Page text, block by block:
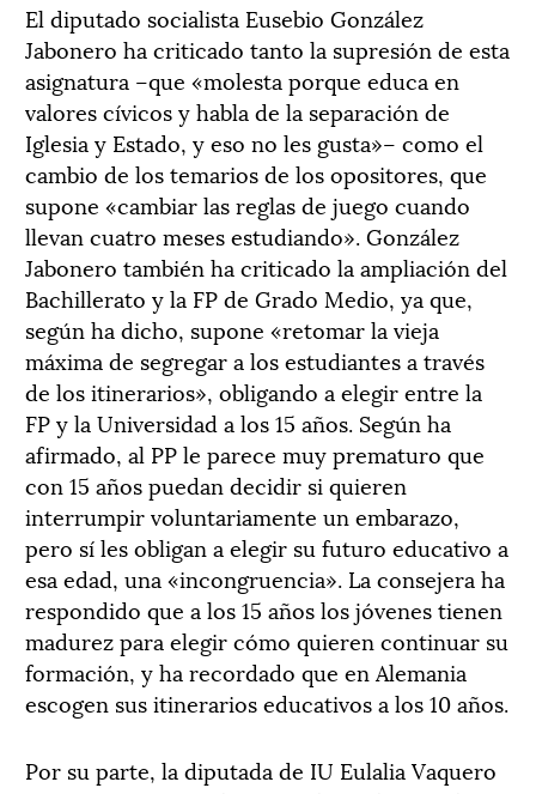
El diputado socialista Eusebio González
Jabonero ha criticado tanto la supresión de esta
asignatura –que «molesta porque educa en
valores cívicos y habla de la separación de
Iglesia y Estado, y eso no les gusta»– como el
cambio de los temarios de los opositores, que
supone «cambiar las reglas de juego cuando
llevan cuatro meses estudiando». González
Jabonero también ha criticado la ampliación del
Bachillerato y la FP de Grado Medio, ya que,
según ha dicho, supone «retomar la vieja
máxima de segregar a los estudiantes a través
de los itinerarios», obligando a elegir entre la
FP y la Universidad a los 15 años. Según ha
afirmado, al PP le parece muy prematuro que
con 15 años puedan decidir si quieren
interrumpir voluntariamente un embarazo,
pero sí les obligan a elegir su futuro educativo a
esa edad, una «incongruencia». La consejera ha
respondido que a los 15 años los jóvenes tienen
madurez para elegir cómo quieren continuar su
formación, y ha recordado que en Alemania
escogen sus itinerarios educativos a los 10 años.
Por su parte, la diputada de IU Eulalia Vaquero